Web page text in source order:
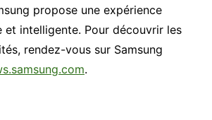
propose une expérience
et intelligente. Pour découvrir les
rendez-vous sur Samsung
.